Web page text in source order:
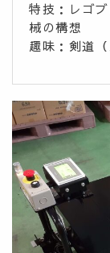
特技：レゴ
械の構想
趣味：剣道